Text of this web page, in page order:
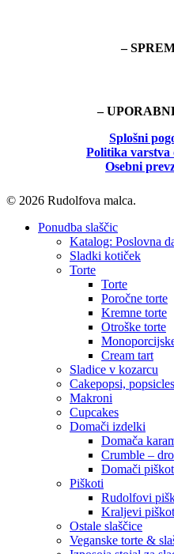
–
–
Splošni
Politika varstva
Osebni
© 2026 Rudolfova malca.
Close
Ponudba slaščic
Katalog: Poslovna
Sladki kotiček
Torte
Torte
Poročne torte
Kremne torte
Otroške torte
Cream tart
Sladice v kozarcu
Cakepopsi,
Makroni
Cupcakes
Domači izdelki
Domača
Crumble –
Domači
Piškoti
Rudolfovi
Kraljevi
Ostale slaščice
Veganske torte &